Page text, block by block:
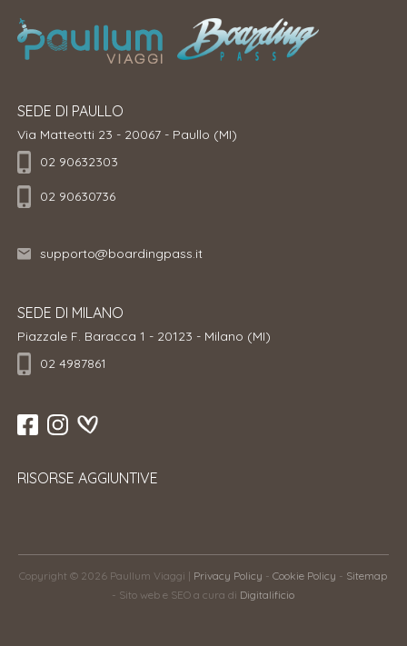
SEDE DI PAULLO
Via Matteotti 23 - 20067 - Paullo (MI)
02 90632303
02 90630736
supporto@boardingpass.it
SEDE DI MILANO
Piazzale F. Baracca 1 - 20123 - Milano (MI)
02 4987861
RISORSE AGGIUNTIVE
Copyright © 2026 Paullum Viaggi | Privacy Policy -Cookie Policy - Sitemap
- Sito web e SEO a cura di Digitalificio